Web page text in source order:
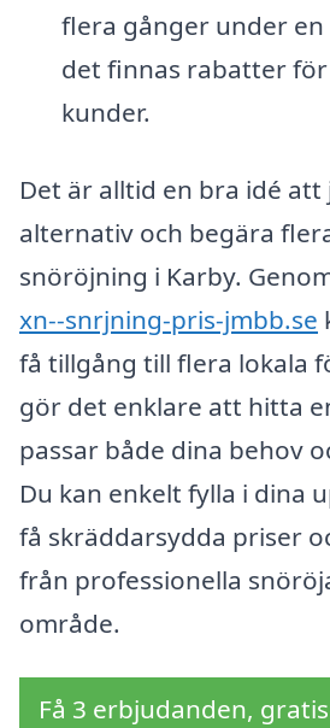
flera gånger under
det finnas rabatter
kunder.
Det är alltid en bra idé att
alternativ och begära
snöröjning i Karby.
xn--snrjning-pris-jmbb.se
få tillgång till flera lokala
gör det enklare att hitta
passar både dina behov
Du kan enkelt fylla i dina
få skräddarsydda priser
från professionella
område.
Få 3 erbjudanden,